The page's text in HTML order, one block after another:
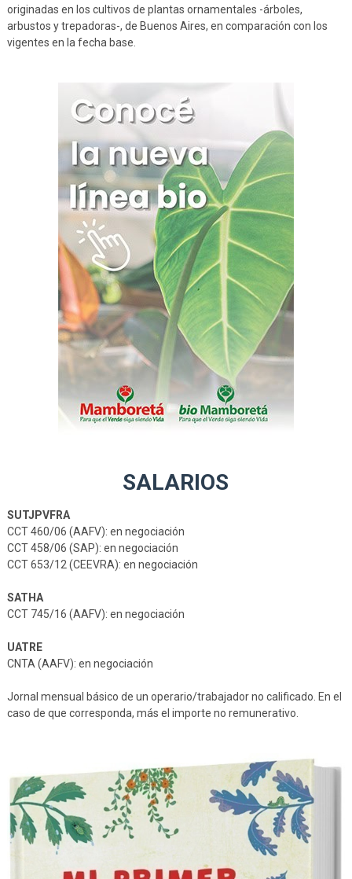
originadas en los cultivos de plantas ornamentales -árboles,
arbustos y trepadoras-, de Buenos Aires, en comparación con los
vigentes en la fecha base.
SALARIOS
SUTJPVFRA
CCT 460/06 (AAFV): en negociación
CCT 458/06 (SAP): en negociación
CCT 653/12 (CEEVRA): en negociación
SATHA
CCT 745/16 (AAFV): en negociación
UATRE
CNTA (AAFV): en negociación
Jornal mensual básico de un operario/trabajador no calificado. En el
caso de que corresponda, más el importe no remunerativo.